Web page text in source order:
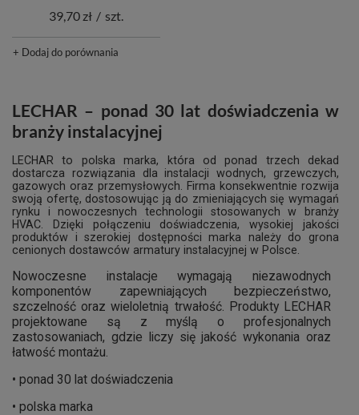
39,70 zł / szt.
+ Dodaj do porównania
LECHAR – ponad 30 lat doświadczenia w
branży instalacyjnej
LECHAR to polska marka, która od ponad trzech dekad
dostarcza rozwiązania dla instalacji wodnych, grzewczych,
gazowych oraz przemysłowych. Firma konsekwentnie rozwija
swoją ofertę, dostosowując ją do zmieniających się wymagań
rynku i nowoczesnych technologii stosowanych w branży
HVAC. Dzięki połączeniu doświadczenia, wysokiej jakości
produktów i szerokiej dostępności marka należy do grona
cenionych dostawców armatury instalacyjnej w Polsce.
Nowoczesne instalacje wymagają niezawodnych
komponentów zapewniających bezpieczeństwo,
szczelność oraz wieloletnią trwałość. Produkty LECHAR
projektowane są z myślą o profesjonalnych
zastosowaniach, gdzie liczy się jakość wykonania oraz
łatwość montażu.
• ponad 30 lat doświadczenia
• polska marka